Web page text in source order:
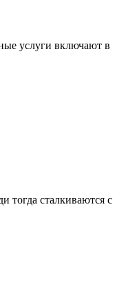
услуги включают в
тогда сталкиваются с